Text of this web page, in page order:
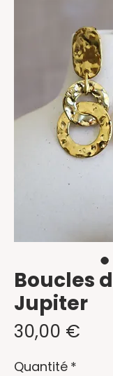
Boucles
Jupiter
30,00 €
Quantité *